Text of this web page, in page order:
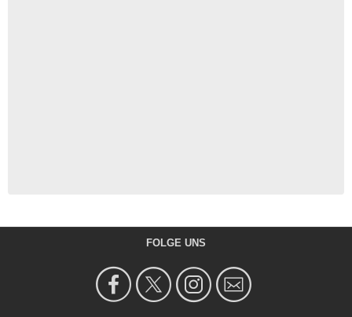
FOLGE UNS